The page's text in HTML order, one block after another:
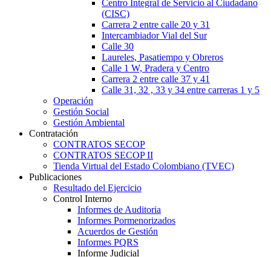
Centro Integral de Servicio al Ciudadano
(CISC)
Carrera 2 entre calle 20 y 31
Intercambiador Vial del Sur
Calle 30
Laureles, Pasatiempo y Obreros
Calle 1 W, Pradera y Centro
Carrera 2 entre calle 37 y 41
Calle 31, 32 , 33 y 34 entre carreras 1 y 5
Operación
Gestión Social
Gestión Ambiental
Contratación
CONTRATOS SECOP
CONTRATOS SECOP II
Tienda Virtual del Estado Colombiano (TVEC)
Publicaciones
Resultado del Ejercicio
Control Interno
Informes de Auditoria
Informes Pormenorizados
Acuerdos de Gestión
Informes PQRS
Informe Judicial